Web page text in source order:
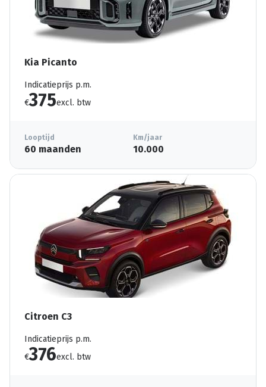
Kia Picanto
Indicatieprijs p.m.
€375excl. btw
Looptijd
60 maanden
Km/jaar
10.000
Citroen C3
Indicatieprijs p.m.
€376excl. btw